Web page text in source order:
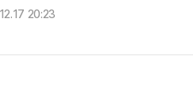
20:23